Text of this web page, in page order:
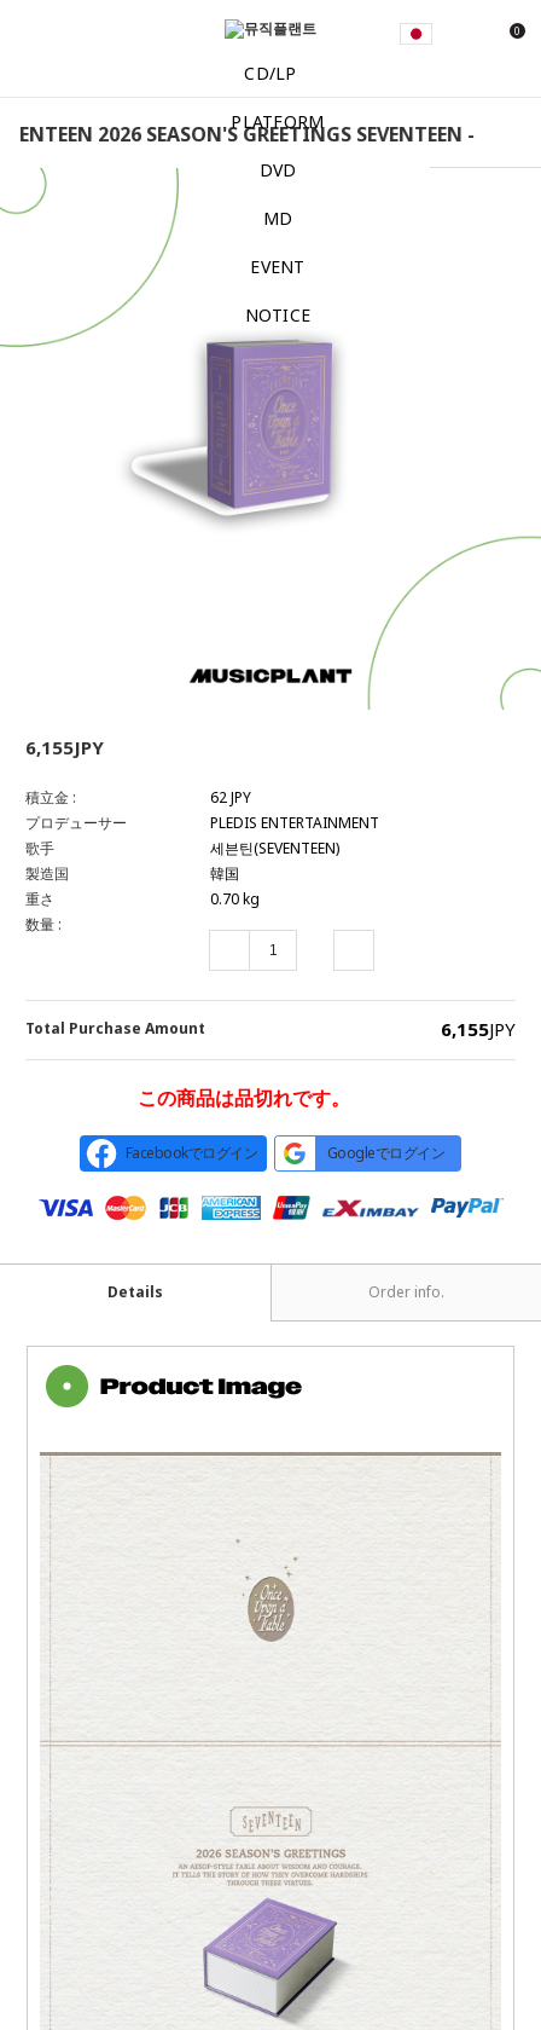
0
CD/LP
PLATFORM
DVD
MD
EVENT
NOTICE
2026 SEASON'S GREETINGS SEVENTEEN -
6,155JPY
積立金 :
62 JPY
プロデューサー
PLEDIS ENTERTAINMENT
歌手
세븐틴(SEVENTEEN)
製造国
韓国
重さ
0.70 kg
数量 :
Total Purchase Amount 6,155JPY
この商品は品切れです。
Facebookでログイン Googleでログイン
Details Order info.